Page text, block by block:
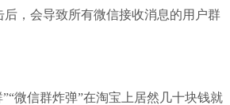
，会导致所有微信接收消息的用户群
微信群炸弹”在淘宝上居然几十块钱就